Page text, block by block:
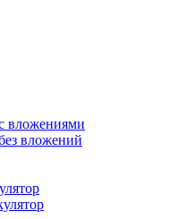
вложениями
вложений